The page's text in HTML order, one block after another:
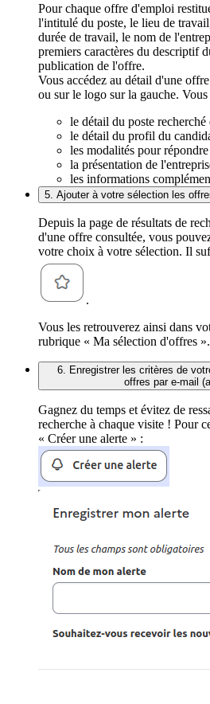
Pour chaque offre d'emploi
l'intitulé du poste, le lieu de
durée de travail, le nom de
premiers caractères du descriptif
publication de l'offre.
Vous accédez au détail d'une
ou sur le logo sur la gauche.
le détail du poste
le détail du profil du
les modalités pour
la présentation de
les informations
5. Ajouter à votre sélection les
Depuis la page de résultats de
d'une offre consultée, vous
votre choix à votre sélection. Il
.
Vous les retrouverez ainsi dans
rubrique « Ma sélection d'offres ».
6. Enregistrer les critères de
offres par e-mail
Gagnez du temps et évitez de
recherche à chaque visite ! Pour
« Créer une alerte » :